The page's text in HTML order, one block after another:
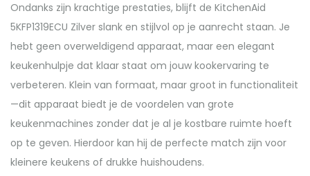
Ondanks zijn krachtige prestaties, blijft de KitchenAid
5KFP1319ECU Zilver slank en stijlvol op je aanrecht staan. Je
hebt geen overweldigend apparaat, maar een elegant
keukenhulpje dat klaar staat om jouw kookervaring te
verbeteren. Klein van formaat, maar groot in functionaliteit
—dit apparaat biedt je de voordelen van grote
keukenmachines zonder dat je al je kostbare ruimte hoeft
op te geven. Hierdoor kan hij de perfecte match zijn voor
kleinere keukens of drukke huishoudens.